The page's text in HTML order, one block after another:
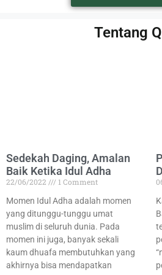
Tentang
Sedekah Daging, Amalan
Baik Ketika Idul Adha
22/06/2022
1 Comment
Momen Idul Adha adalah momen
yang ditunggu-tunggu umat
muslim di seluruh dunia. Pada
momen ini juga, banyak sekali
kaum dhuafa membutuhkan yang
akhirnya bisa mendapatkan